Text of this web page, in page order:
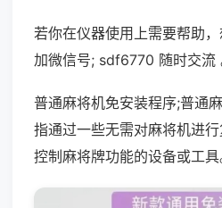
若你在仪器使用上需要帮助
加微信号; sdf6770 随时交流
普通麻将机免安装程序;普通
指通过一些无需对麻将机进
控制麻将牌功能的设备或工具